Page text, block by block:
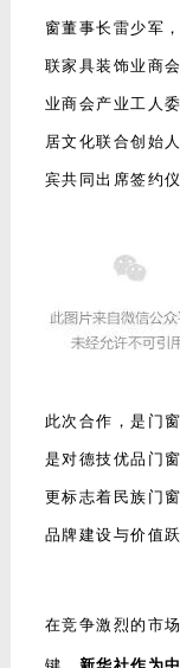
窗董事长雷少军
联家具装饰业商
业商会产业工人
居文化联合创始
宾共同出席签约
此次合作，是门
是对德技优品门
更标志着民族门
品牌建设与价值
在竞争激烈的市